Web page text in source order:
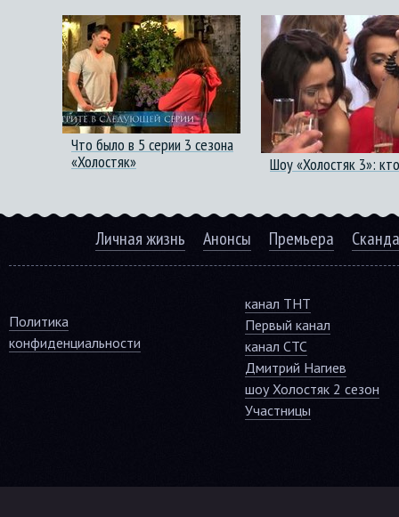
Что было в 5 серии 3 сезона
«Холостяк»
Шоу «Холостяк 3»:
Личная жизнь Анонсы Премьера
Политика
конфиденциальности
канал ТНТ
Первый канал
канал СТС
Дмитрий Нагиев
шоу Холостяк 2 сезон
Участницы